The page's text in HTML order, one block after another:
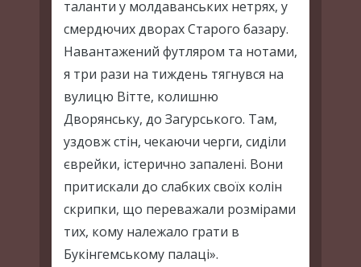
таланти у молдаванських нетрях, у
смердючих дворах Старого базару.
Навантажений футляром та нотами,
я три рази на тиждень тягнувся на
вулицю Вітте, колишню
Дворянську, до Загурського. Там,
уздовж стін, чекаючи черги, сиділи
єврейки, істерично запалені. Вони
притискали до слабких своїх колін
скрипки, що переважали розмірами
тих, кому належало грати в
Букінгемському палаці».